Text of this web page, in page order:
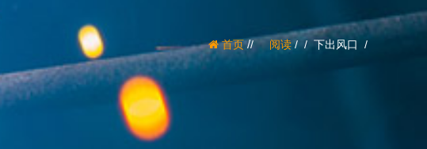
首页/ 阅读/ 下出风口